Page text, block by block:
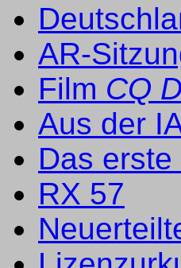
AR-
Film CQ
Aus der
Das
RX 57